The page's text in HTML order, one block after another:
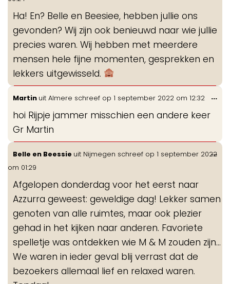
Ha! En? Belle en Beesiee, hebben jullie ons
gevonden? Wij zijn ook benieuwd naar wie jullie
precies waren. Wij hebben met meerdere
mensen hele fijne momenten, gesprekken en
lekkers uitgewisseld.
Martin uit Almere schreef op 1 september 2022 om 12:32
hoi Rijpje jammer misschien een andere keer
Gr Martin
...
Belle en Beessie uit Nijmegen schreef op 1 september 2022
om 01:29
Afgelopen donderdag voor het eerst naar
Azzurra geweest: geweldige dag! Lekker samen
genoten van alle ruimtes, maar ook plezier
gehad in het kijken naar anderen. Favoriete
spelletje was ontdekken wie M & M zouden zijn...
We waren in ieder geval blij verrast dat de
bezoekers allemaal lief en relaxed waren.
...